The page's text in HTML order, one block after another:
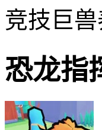
竞技巨
恐龙指